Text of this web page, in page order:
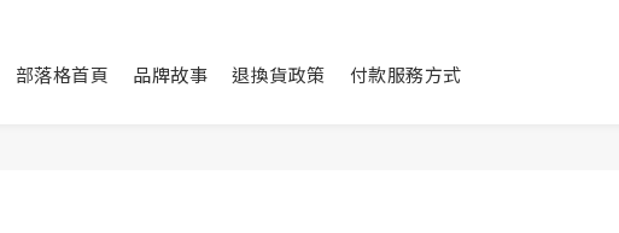
部落格首頁 品牌故事 退換貨政策 付款服務方式